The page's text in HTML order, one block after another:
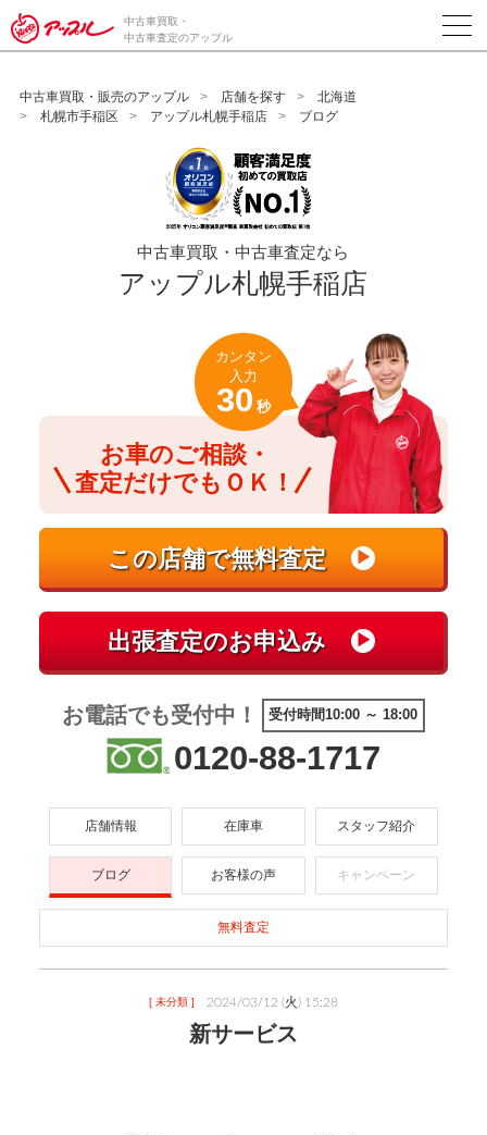
/*ABテスト_新規査定フォームの為のCVボタン*/
中古車買取・
中古車査定のアップル
中古車買取・販売のアップル 店舗を探す
北海道
札幌市手稲区
アップル札幌手稲店 ブログ
中古車買取・中古車査定なら
アップル札幌手稲店
お車のご相談・
査定だけでもＯＫ！
カンタン
入力
30 秒
お電話でも受付中！ 受付時間10:00 ～ 18:00
0120-88-1717
店舗情報 在庫車 スタッフ紹介
ブログ お客様の声 キャンペーン
無料査定
[ 未分類 ] 2024/03/12 (火) 15:28
新サービス